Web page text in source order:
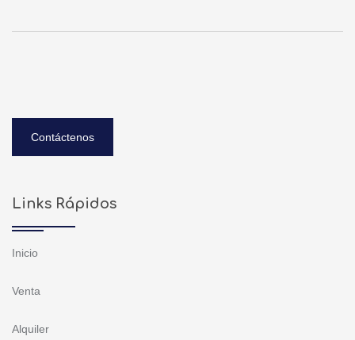
Contáctenos
Links Rápidos
Inicio
Venta
Alquiler